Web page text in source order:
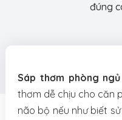
đúng
Sáp thơm phòng ngủ
thơm dễ chịu cho căn
não bộ nếu như biết